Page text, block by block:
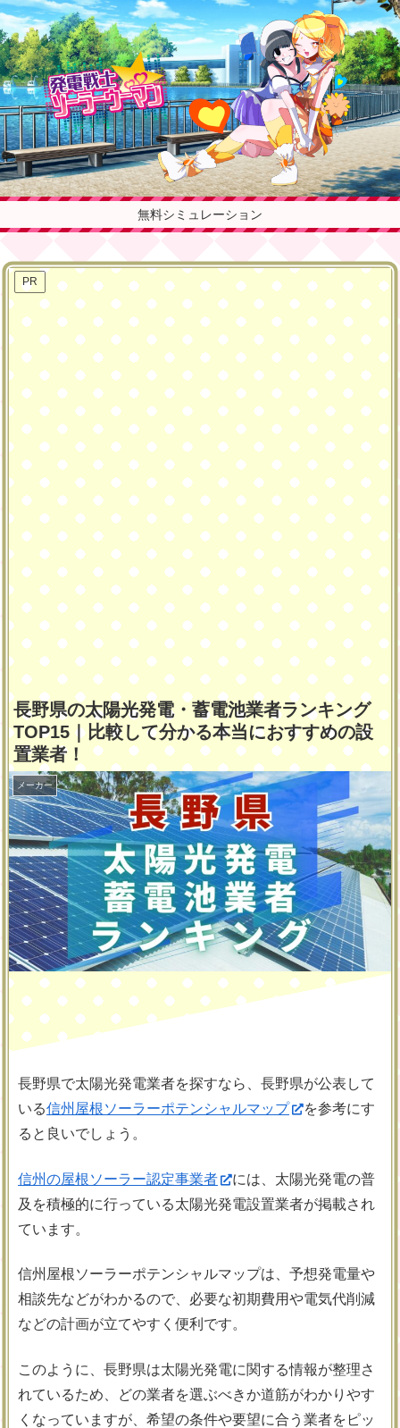
無料シミュレーション
PR
長野県の太陽光発電・蓄電池業者ランキング
TOP15｜比較して分かる本当におすすめの設
置業者！
メーカー
長野県で太陽光発電業者を探すなら、長野県が公表して
いる信州屋根ソーラーポテンシャルマップ
を参考にす
ると良いでしょう。
信州の屋根ソーラー認定事業者
には、太陽光発電の普
及を積極的に行っている太陽光発電設置業者が掲載され
ています。
信州屋根ソーラーポテンシャルマップは、予想発電量や
相談先などがわかるので、必要な初期費用や電気代削減
などの計画が立てやすく便利です。
このように、長野県は太陽光発電に関する情報が整理さ
れているため、どの業者を選ぶべきか道筋がわかりやす
くなっていますが、希望の条件や要望に合う業者をピッ